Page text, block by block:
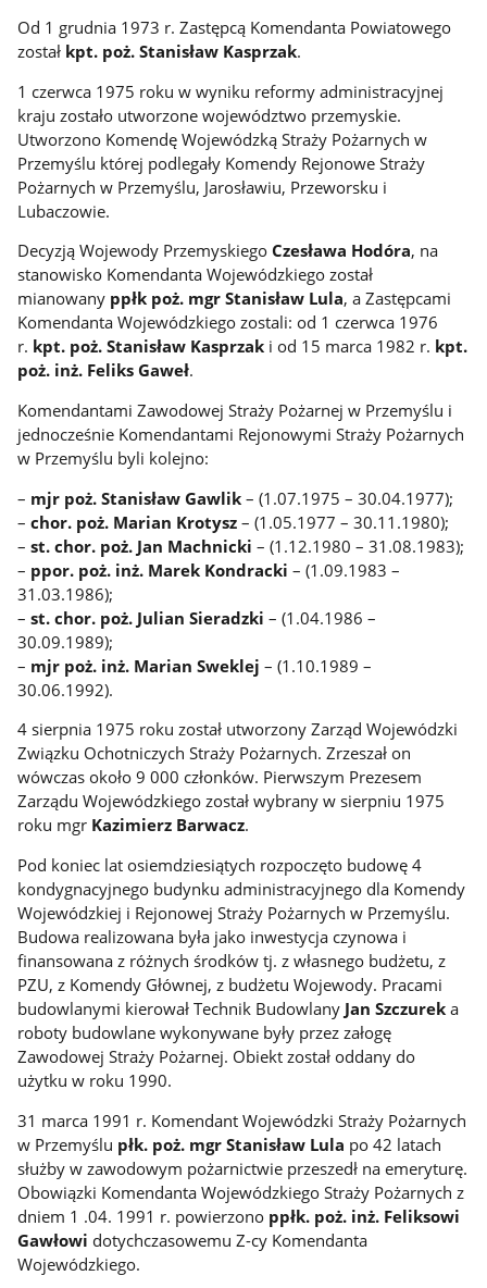
Od 1 grudnia 1973 r. Zastępcą Komendanta Powiatowego
został kpt. poż. Stanisław Kasprzak.
1 czerwca 1975 roku w wyniku reformy administracyjnej
kraju zostało utworzone województwo przemyskie.
Utworzono Komendę Wojewódzką Straży Pożarnych w
Przemyślu której podlegały Komendy Rejonowe Straży
Pożarnych w Przemyślu, Jarosławiu, Przeworsku i
Lubaczowie.
Decyzją Wojewody PrzemyskiegoCzesława Hodóra, na
stanowisko Komendanta Wojewódzkiego został
mianowany ppłk poż. mgr Stanisław Lula, a Zastępcami
Komendanta Wojewódzkiego zostali: od 1 czerwca 1976
r. kpt. poż. Stanisław Kasprzak i od 15 marca 1982 r. kpt.
poż. inż. Feliks Gaweł.
Komendantami Zawodowej Straży Pożarnej w Przemyślu i
jednocześnie Komendantami Rejonowymi Straży Pożarnych
w Przemyślu byli kolejno:
– mjr poż. Stanisław Gawlik – (1.07.1975 – 30.04.1977);
–chor. poż. Marian Krotysz – (1.05.1977 – 30.11.1980);
–st. chor. poż. Jan Machnicki– (1.12.1980 – 31.08.1983);
– ppor. poż. inż. Marek Kondracki – (1.09.1983 –
31.03.1986);
–st. chor. poż. Julian Sieradzki – (1.04.1986 –
30.09.1989);
– mjr poż. inż. Marian Sweklej – (1.10.1989 –
30.06.1992).
4 sierpnia 1975 roku został utworzony Zarząd Wojewódzki
Związku Ochotniczych Straży Pożarnych. Zrzeszał on
wówczas około 9 000 członków. Pierwszym Prezesem
Zarządu Wojewódzkiego został wybrany w sierpniu 1975
roku mgr Kazimierz Barwacz.
Pod koniec lat osiemdziesiątych rozpoczęto budowę 4
kondygnacyjnego budynku administracyjnego dla Komendy
Wojewódzkiej i Rejonowej Straży Pożarnych w Przemyślu.
Budowa realizowana była jako inwestycja czynowa i
finansowana z różnych środków tj. z własnego budżetu, z
PZU, z Komendy Głównej, z budżetu Wojewody. Pracami
budowlanymi kierował Technik Budowlany Jan Szczureka
roboty budowlane wykonywane były przez załogę
Zawodowej Straży Pożarnej. Obiekt został oddany do
użytku w roku 1990.
31 marca 1991 r. Komendant Wojewódzki Straży Pożarnych
w Przemyślu płk. poż. mgr Stanisław Lula po 42 latach
służby w zawodowym pożarnictwie przeszedł na emeryturę.
Obowiązki Komendanta Wojewódzkiego Straży Pożarnych z
dniem 1 .04. 1991 r. powierzono ppłk. poż. inż. Feliksowi
Gawłowi dotychczasowemu Z-cy Komendanta
Wojewódzkiego.